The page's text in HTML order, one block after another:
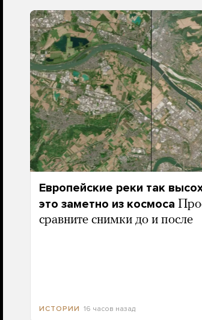
Европейские реки так
это заметно из космоса
сравните снимки до и после
ИСТОРИИ 16 часов назад